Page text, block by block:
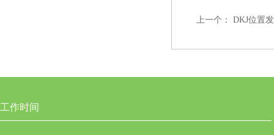
上一个： DKJ位置
工作时间